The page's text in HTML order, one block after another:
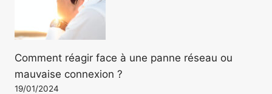
Comment réagir face à une panne réseau ou
mauvaise connexion ?
19/01/2024